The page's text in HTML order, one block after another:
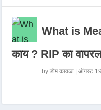
What is
काय ? RIP का
by डोम कावळा| ऑगस्ट